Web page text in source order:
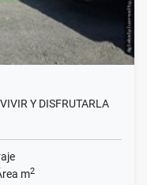
Y DISFRUTARLA
m2